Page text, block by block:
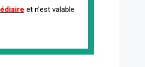
et n’est valable